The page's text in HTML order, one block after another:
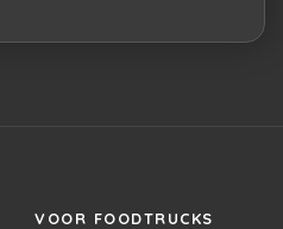
VOOR FOODTRUCKS